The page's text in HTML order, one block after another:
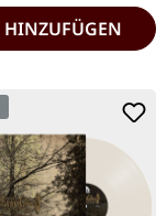
HINZUFÜGEN